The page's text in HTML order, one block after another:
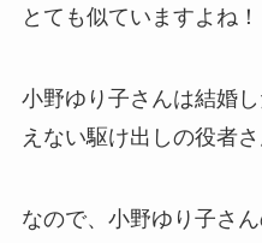
とても似ていますよね！
小野ゆり子さんは結婚
えない駆け出しの役者さ
なので、小野ゆり子さ